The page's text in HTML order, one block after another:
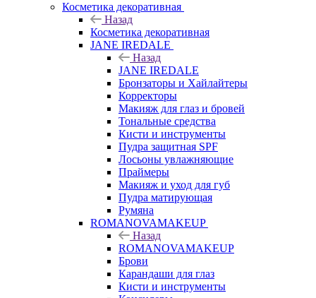
Косметика декоративная
Назад
Косметика декоративная
JANE IREDALE
Назад
JANE IREDALE
Бронзаторы и Хайлайтеры
Корректоры
Макияж для глаз и бровей
Тональные средства
Кисти и инструменты
Пудра защитная SPF
Лосьоны увлажняющие
Праймеры
Макияж и уход для губ
Пудра матирующая
Румяна
ROMANOVAMAKEUP
Назад
ROMANOVAMAKEUP
Брови
Карандаши для глаз
Кисти и инструменты